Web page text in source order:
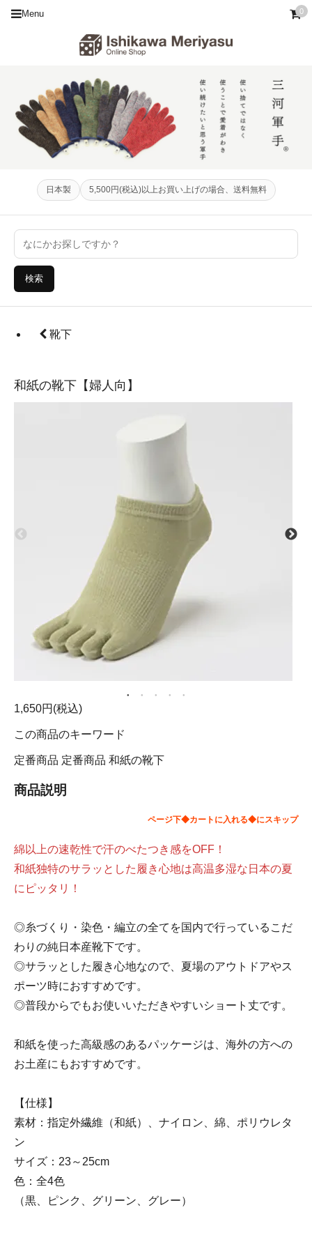
Menu 0
日本製 5,500円(税込)以上お買い上げの場合、送料無料
検索
靴下
和紙の靴下【婦人向】
1,650円(税込)
この商品のキーワード
定番商品 定番商品 和紙の靴下
商品説明
ページ下◆カートに入れる◆にスキップ
綿以上の速乾性で汗のべたつき感をOFF！
和紙独特のサラッとした履き心地は高温多湿な日本の夏
にピッタリ！
◎糸づくり・染色・編立の全てを国内で行っているこだ
わりの純日本産靴下です。
◎サラッとした履き心地なので、夏場のアウトドアやス
ポーツ時におすすめです。
◎普段からでもお使いいただきやすいショート丈です。
和紙を使った高級感のあるパッケージは、海外の方への
お土産にもおすすめです。
【仕様】
素材：指定外繊維（和紙）、ナイロン、綿、ポリウレタ
ン
サイズ：23～25cm
色：全4色
（黒、ピンク、グリーン、グレー）